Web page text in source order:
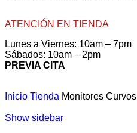
ATENCIÓN EN TIENDA
Lunes a Viernes: 10am – 7pm
Sábados: 10am – 2pm
PREVIA CITA
Inicio Tienda Monitores Curvos
Show sidebar